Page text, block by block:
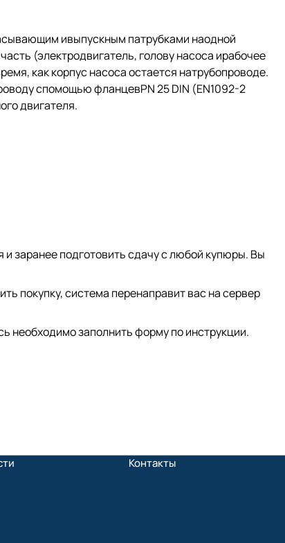
ивыпускным патрубками наодной
(электродвигатель, голову насоса ирабочее
как корпус насоса остается натрубопроводе.
спомощью фланцевPN 25 DIN (EN1092-2
двигателя.
заранее подготовить сдачу с любой купюры. Вы
покупку, система перенаправит вас на сервер
необходимо заполнить форму по инструкции.
Контакты